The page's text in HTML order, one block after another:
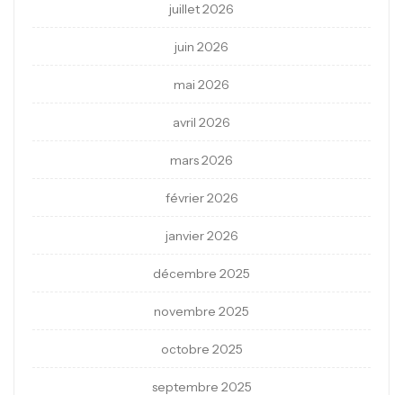
juillet 2026
juin 2026
mai 2026
avril 2026
mars 2026
février 2026
janvier 2026
décembre 2025
novembre 2025
octobre 2025
septembre 2025